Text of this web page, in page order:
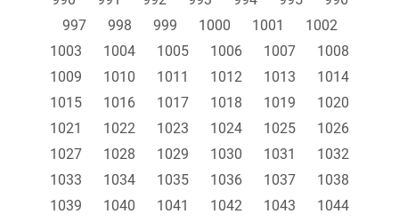
997
998 999 1000 1001
1002
1003
1004 1005 1006 1007
1008
1009
1010 1011 1012 1013
1014
1015
1016 1017 1018 1019
1020
1021
1022 1023 1024 1025
1026
1027
1028 1029 1030 1031
1032
1033
1034 1035 1036 1037
1038
1039
1040 1041 1042 1043
1044